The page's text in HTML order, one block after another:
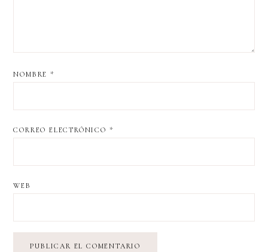
NOMBRE*
CORREO ELECTRÓNICO *
WEB